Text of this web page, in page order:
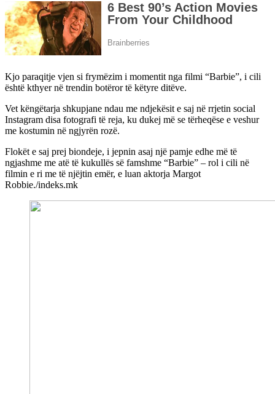
Kjo paraqitje vjen si frymëzim i momentit nga filmi “Barbie”, i cili
është kthyer në trendin botëror të këtyre ditëve.
Vet këngëtarja shkupjane ndau me ndjekësit e saj në rrjetin social
Instagram disa fotografi të reja, ku dukej më se tërheqëse e veshur
me kostumin në ngjyrën rozë.
Flokët e saj prej biondeje, i jepnin asaj një pamje edhe më të
ngjashme me atë të kukullës së famshme “Barbie” – rol i cili në
filmin e ri me të njëjtin emër, e luan aktorja Margot
Robbie./indeks.mk